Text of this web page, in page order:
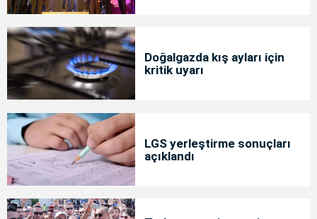
Doğalgazda kış ayları için
kritik uyarı
LGS yerleştirme sonuçları
açıklandı